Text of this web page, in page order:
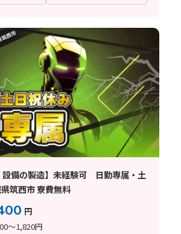
設備の製造】未経験可 日勤専属・土
筑西市 寮費無料
円
～1,820円